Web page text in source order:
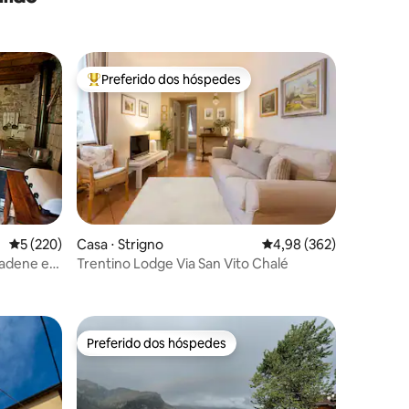
hóspedes
5 de uma avaliação média de 5, 220 avaliações
5 (220)
e
Entre os melhores preferidos dos hóspedes
Preferido dos hóspedes
Casa ⋅ Strigno 4,98 de uma avaliação
4,98 (362)
Trentino Lodge Via San Vito Chalé
hóspedes Preferido dos hóspedes
Preferido dos hóspedes